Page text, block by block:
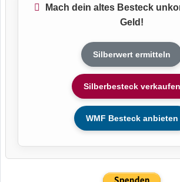
Mach dein altes Besteck
Geld!
Silberwert ermitteln
Silberbesteck verkaufen
WMF Besteck anbieten